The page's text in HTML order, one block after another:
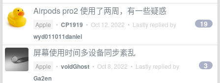
Airpods pro2 使用了两周，有一些疑惑
Apple • CP1919 • Oct 12, 2022 • Lastly replied by
wyd011011daniel
19
屏幕使用时间多设备同步紊乱
Apple • voidGhost • Oct 8, 2022 • Lastly replied by
Ga2en
3